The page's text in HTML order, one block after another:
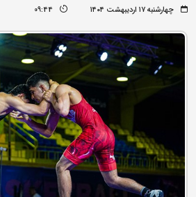
چهارشنبه ۱۷ اردیبهشت ۱۴۰۴ 09:44